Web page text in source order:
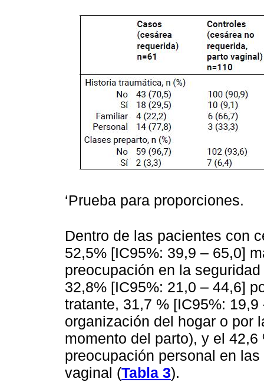
‘Prueba para proporciones.
Dentro de las pacientes con
52,5% [IC95%: 39,9 – 65,0]
preocupación en la
32,8% [IC95%: 21,0 – 44,6]
tratante, 31,7 % [IC95%:
organización del hogar o por
momento del parto), y el
preocupación personal en
vaginal (Tabla 3).